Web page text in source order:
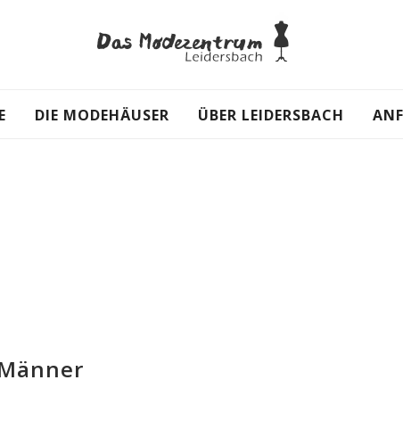
DIE MODEHÄUSER ÜBER LEIDERSBACH